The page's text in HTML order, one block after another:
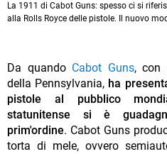
La 1911 di Cabot Guns: spesso ci si
alla Rolls Royce delle pistole. Il nuovo
Da quando Cabot Guns, con
della Pennsylvania, ha
pistole al pubblico
statunitense si è
prim'ordine. Cabot Guns
torta di mele, ovvero